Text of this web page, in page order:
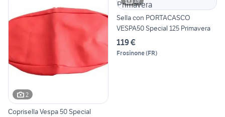
2
Coprisella Vespa 50 Special
Sella con PORTACASCO
VESPA50 Special 125 Primavera
119 €
Frosinone(FR)